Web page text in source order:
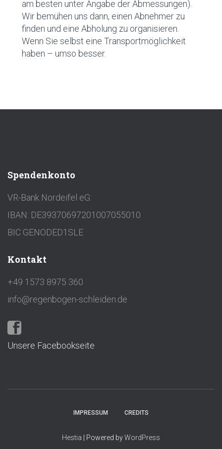
am besten unter Angabe der Abmessungen).
Wir bemühen uns dann, einen Abnehmer zu
finden und eine Abholung zu organisieren.
Wenn Sie selbst eine Transportmöglichkeit
haben – umso besser.
Spendenkonto
VR-Bank Nordeifel eG:
IBAN: DE39370697201007055010
BIC GENODED1SLE
Kontakt
+49 1573 8975 360
info@regenbogen-schleiden.de
Unsere Facebookseite
IMPRESSUM CREDITS
Hestia | Powered byWordPress